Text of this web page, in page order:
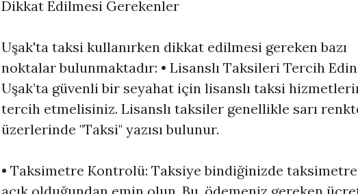
Dikkat Edilmesi Gerekenler
Uşak'ta taksi kullanırken dikkat edilmesi gereken bazı
noktalar bulunmaktadır: • Lisanslı Taksileri Tercih
Uşak’ta güvenli bir seyahat için lisanslı taksi
tercih etmelisiniz. Lisanslı taksiler genellikle sarı
üzerlerinde "Taksi" yazısı bulunur.
• Taksimetre Kontrolü: Taksiye bindiğinizde